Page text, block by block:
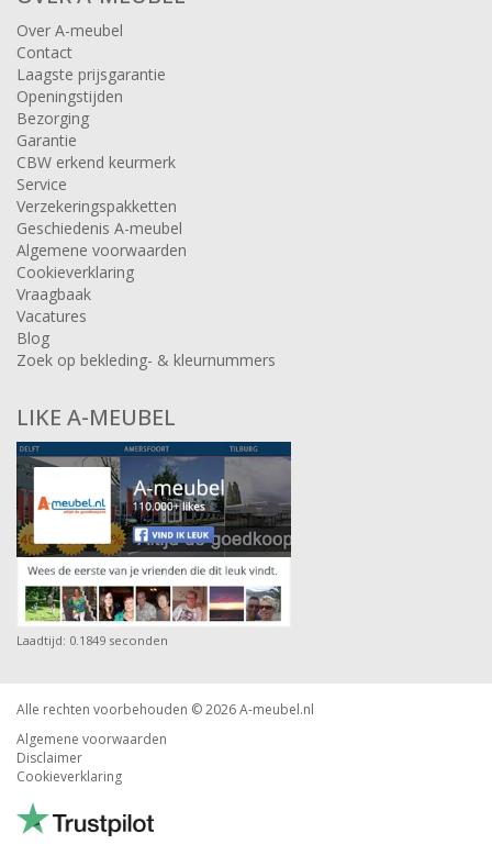
Over A-meubel
Contact
Laagste prijsgarantie
Openingstijden
Bezorging
Garantie
CBW erkend keurmerk
Service
Verzekeringspakketten
Geschiedenis A-meubel
Algemene voorwaarden
Cookieverklaring
Vraagbaak
Vacatures
Blog
Zoek op bekleding- & kleurnummers
LIKE A-MEUBEL
Laadtijd: 0.1849 seconden
Alle rechten voorbehouden © 2026A-meubel.nl
Algemene voorwaarden
Disclaimer
Cookieverklaring